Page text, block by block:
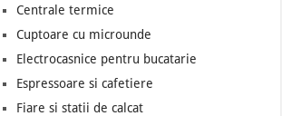
Centrale termice
Cuptoare cu microunde
Electrocasnice pentru bucatarie
Espressoare si cafetiere
Fiare si statii de calcat